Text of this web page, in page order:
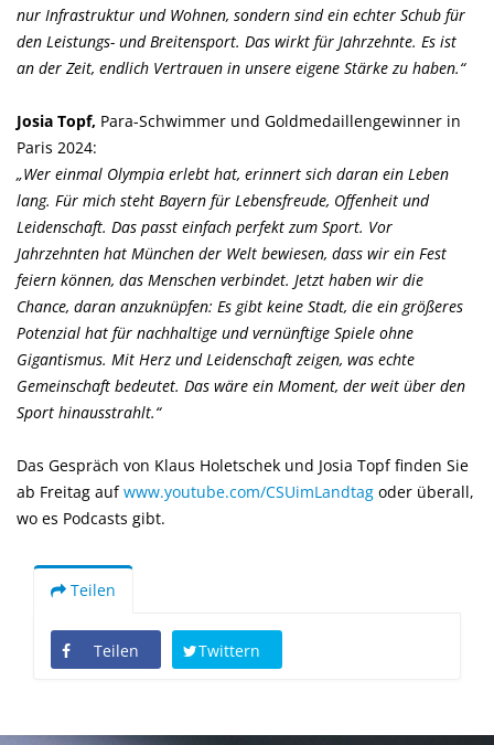
nur Infrastruktur und Wohnen, sondern sind ein echter Schub für
den Leistungs- und Breitensport. Das wirkt für Jahrzehnte. Es ist
an der Zeit, endlich Vertrauen in unsere eigene Stärke zu haben.“
Josia Topf, Para-Schwimmer und Goldmedaillengewinner in
Paris 2024:
Wer einmal Olympia erlebt hat, erinnert sich daran ein Leben
lang. Für mich steht Bayern für Lebensfreude, Offenheit und
Leidenschaft. Das passt einfach perfekt zum Sport. Vor
Jahrzehnten hat München der Welt bewiesen, dass wir ein Fest
feiern können, das Menschen verbindet. Jetzt haben wir die
Chance, daran anzuknüpfen: Es gibt keine Stadt, die ein größeres
Potenzial hat für nachhaltige und vernünftige Spiele ohne
Gigantismus. Mit Herz und Leidenschaft zeigen, was echte
Gemeinschaft bedeutet. Das wäre ein Moment, der weit über den
Sport hinausstrahlt.“
Das Gespräch von Klaus Holetschek und Josia Topf finden Sie
ab Freitag aufwww.youtube.com/CSUimLandtag oder überall,
wo es Podcasts gibt.
Teilen
Teilen Twittern